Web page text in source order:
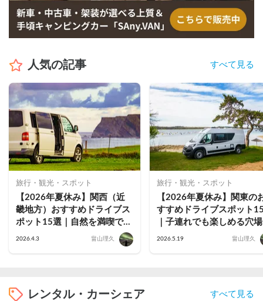
人気の記事 すべて見る
旅行・観光・スポット
【2026年夏休み】関西（近
畿地方）おすすめドライブス
ポット15選｜自然を満喫でき
る絶景や名所を紹介
2026.4.3 畠山理久
旅行・観光・スポット
【2026年夏休み】関東の
すすめドライブスポット
｜子連れでも楽しめる穴
絶景・グルメ・温泉を徹
2026.5.19 畠山理久
レンタル・カーシェア すべて見る